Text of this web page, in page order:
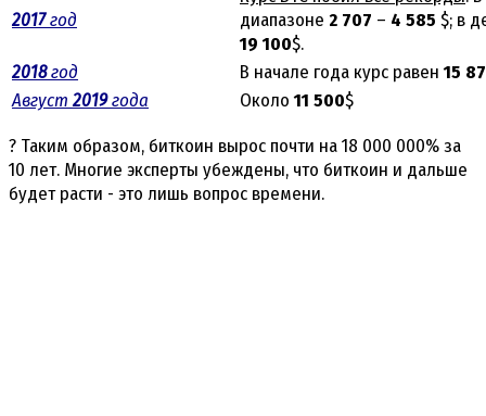
2017год
диапазоне 2 707 – 4 585 $; в
19 100$.
2018год В начале года курс равен15
Август 2019года Около11 500$
? Таким образом, биткоин вырос почти на 18 000 000% за
10 лет. Многие эксперты убеждены, что биткоин и дальше
будет расти - это лишь вопрос времени.